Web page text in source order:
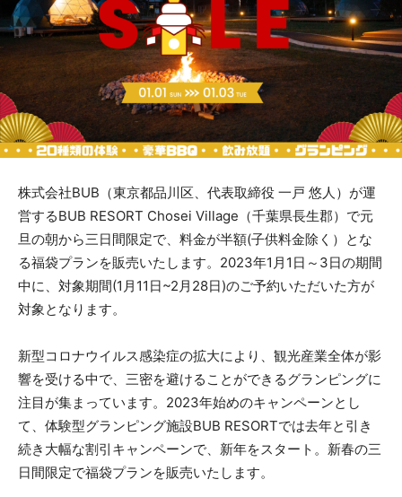
株式会社BUB（東京都品川区、代表取締役 一戸 悠人）が運
営するBUB RESORT Chosei Village（千葉県長生郡）で元
旦の朝から三日間限定で、料金が半額(子供料金除く）とな
る福袋プランを販売いたします。2023年1月1日～3日の期間
中に、対象期間(1月11日~2月28日)のご予約いただいた方が
対象となります。
新型コロナウイルス感染症の拡大により、観光産業全体が影
響を受ける中で、三密を避けることができるグランピングに
注目が集まっています。2023年始めのキャンペーンとし
て、体験型グランピング施設BUB RESORTでは去年と引き
続き大幅な割引キャンペーンで、新年をスタート。新春の三
日間限定で福袋プランを販売いたします。